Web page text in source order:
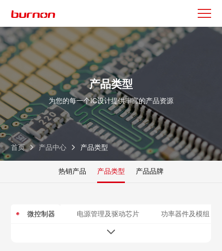
产品类型
为您的每一个IC设计提供丰富的产品资源
首页 产品中心 产品类型
热销产品 产品类型 产品品牌
微控制器 电源管理及驱动芯片 功率器件及模组